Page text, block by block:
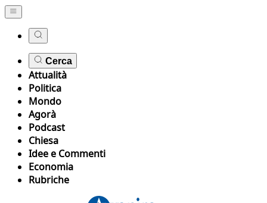
Cerca
Attualità
Politica
Mondo
Agorà
Podcast
Chiesa
Idee e Commenti
Economia
Rubriche